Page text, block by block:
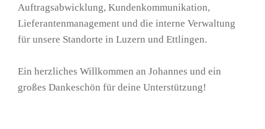
Auftragsabwicklung, Kundenkommunikation,
Lieferantenmanagement und die interne Verwaltung
für unsere Standorte in Luzern und Ettlingen.
Ein herzliches Willkommen an Johannes und ein
großes Dankeschön für deine Unterstützung!